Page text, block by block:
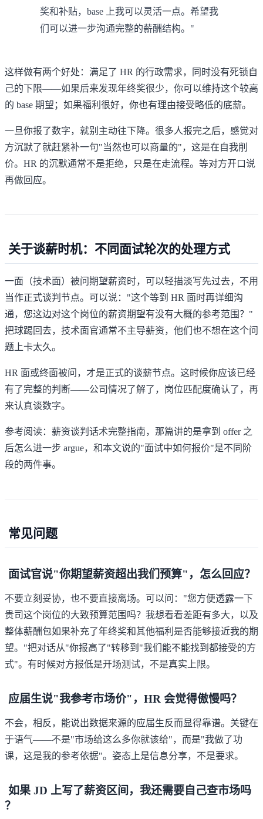
奖和补贴，base 上我可以灵活一点。希望我
们可以进一步沟通完整的薪酬结构。"
这样做有两个好处：满足了 HR 的行政需求，同时没有死锁自
己的下限——如果后来发现年终奖很少，你可以维持这个较高
的 base 期望；如果福利很好，你也有理由接受略低的底薪。
一旦你报了数字，就别主动往下降。很多人报完之后，感觉对
方沉默了就赶紧补一句"当然也可以商量的"，这是在自我削
价。HR 的沉默通常不是拒绝，只是在走流程。等对方开口说
再做回应。
关于谈薪时机：不同面试轮次的处理方式
一面（技术面）被问期望薪资时，可以轻描淡写先过去，不用
当作正式谈判节点。可以说："这个等到 HR 面时再详细沟
通，您这边对这个岗位的薪资期望有没有大概的参考范围？"
把球踢回去，技术面官通常不主导薪资，他们也不想在这个问
题上卡太久。
HR 面或终面被问，才是正式的谈薪节点。这时候你应该已经
有了完整的判断——公司情况了解了，岗位匹配度确认了，再
来认真谈数字。
参考阅读： 薪资谈判话术完整指南，那篇讲的是拿到 offer 之
后怎么进一步 argue，和本文说的"面试中如何报价"是不同阶
段的两件事。
常见问题
面试官说"你期望薪资超出我们预算"，怎么回应？
不要立刻妥协，也不要直接离场。可以问："您方便透露一下
贵司这个岗位的大致预算范围吗？我想看看差距有多大，以及
整体薪酬包如果补充了年终奖和其他福利是否能够接近我的期
望。"把对话从"你报高了"转移到"我们能不能找到都接受的方
式"。有时候对方报低是开场测试，不是真实上限。
应届生说"我参考市场价"，HR 会觉得傲慢吗？
不会，相反，能说出数据来源的应届生反而显得靠谱。关键在
于语气——不是"市场给这么多你就该给"，而是"我做了功
课，这是我的参考依据"。姿态上是信息分享，不是要求。
如果 JD 上写了薪资区间，我还需要自己查市场吗
？